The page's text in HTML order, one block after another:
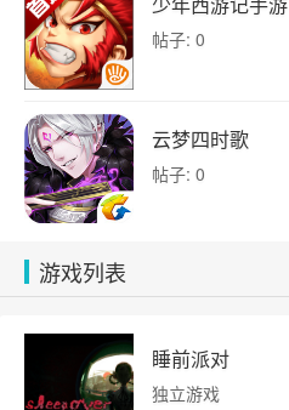
帖子: 0
云梦四时歌
帖子: 0
游戏列表
睡前派对
独立游戏